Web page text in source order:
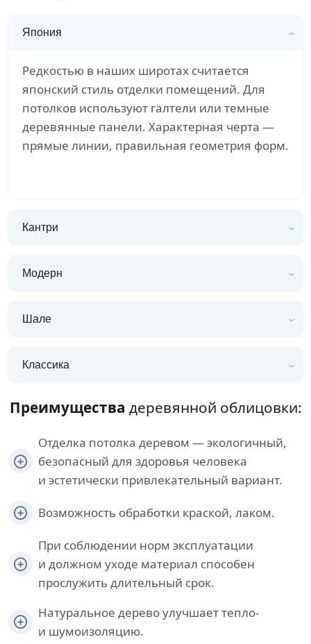
Япония
Редкостью в наших широтах считается
японский стиль отделки помещений. Для
потолков используют галтели или темные
деревянные панели. Характерная черта —
прямые линии, правильная геометрия форм.
Кантри
Модерн
Шале
Классика
Преимущества деревянной облицовки:
Отделка потолка деревом — экологичный,
безопасный для здоровья человека
и эстетически привлекательный вариант.
Возможность обработки краской, лаком.
При соблюдении норм эксплуатации
и должном уходе материал способен
прослужить длительный срок.
Натуральное дерево улучшает тепло-
и шумоизоляцию.